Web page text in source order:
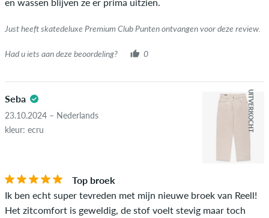
item echt bezit of heeft gehad.
Just heeft skatedeluxe Premium Club Punten ontvangen voor deze review.
Had u iets aan deze beoordeling? 0
Seba
23.10.2024 – Nederlands
kleur: ecru
UITVERKOCHT
Top broek
Ik ben echt super tevreden met mijn nieuwe broek van Reell!
Het zitcomfort is geweldig, de stof voelt stevig maar toch